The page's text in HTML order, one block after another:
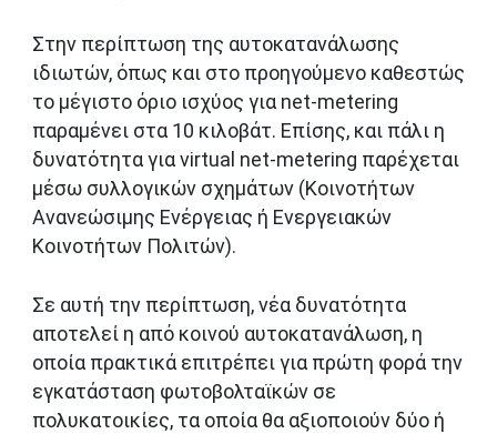
Στην περίπτωση της αυτοκατανάλωσης
ιδιωτών, όπως και στο προηγούμενο καθεστώς
το μέγιστο όριο ισχύος για net-metering
παραμένει στα 10 κιλοβάτ. Επίσης, και πάλι η
δυνατότητα για virtual net-metering παρέχεται
μέσω συλλογικών σχημάτων (Κοινοτήτων
Ανανεώσιμης Ενέργειας ή Ενεργειακών
Κοινοτήτων Πολιτών).
Σε αυτή την περίπτωση, νέα δυνατότητα
αποτελεί η από κοινού αυτοκατανάλωση, η
οποία πρακτικά επιτρέπει για πρώτη φορά την
εγκατάσταση φωτοβολταϊκών σε
πολυκατοικίες, τα οποία θα αξιοποιούν δύο ή